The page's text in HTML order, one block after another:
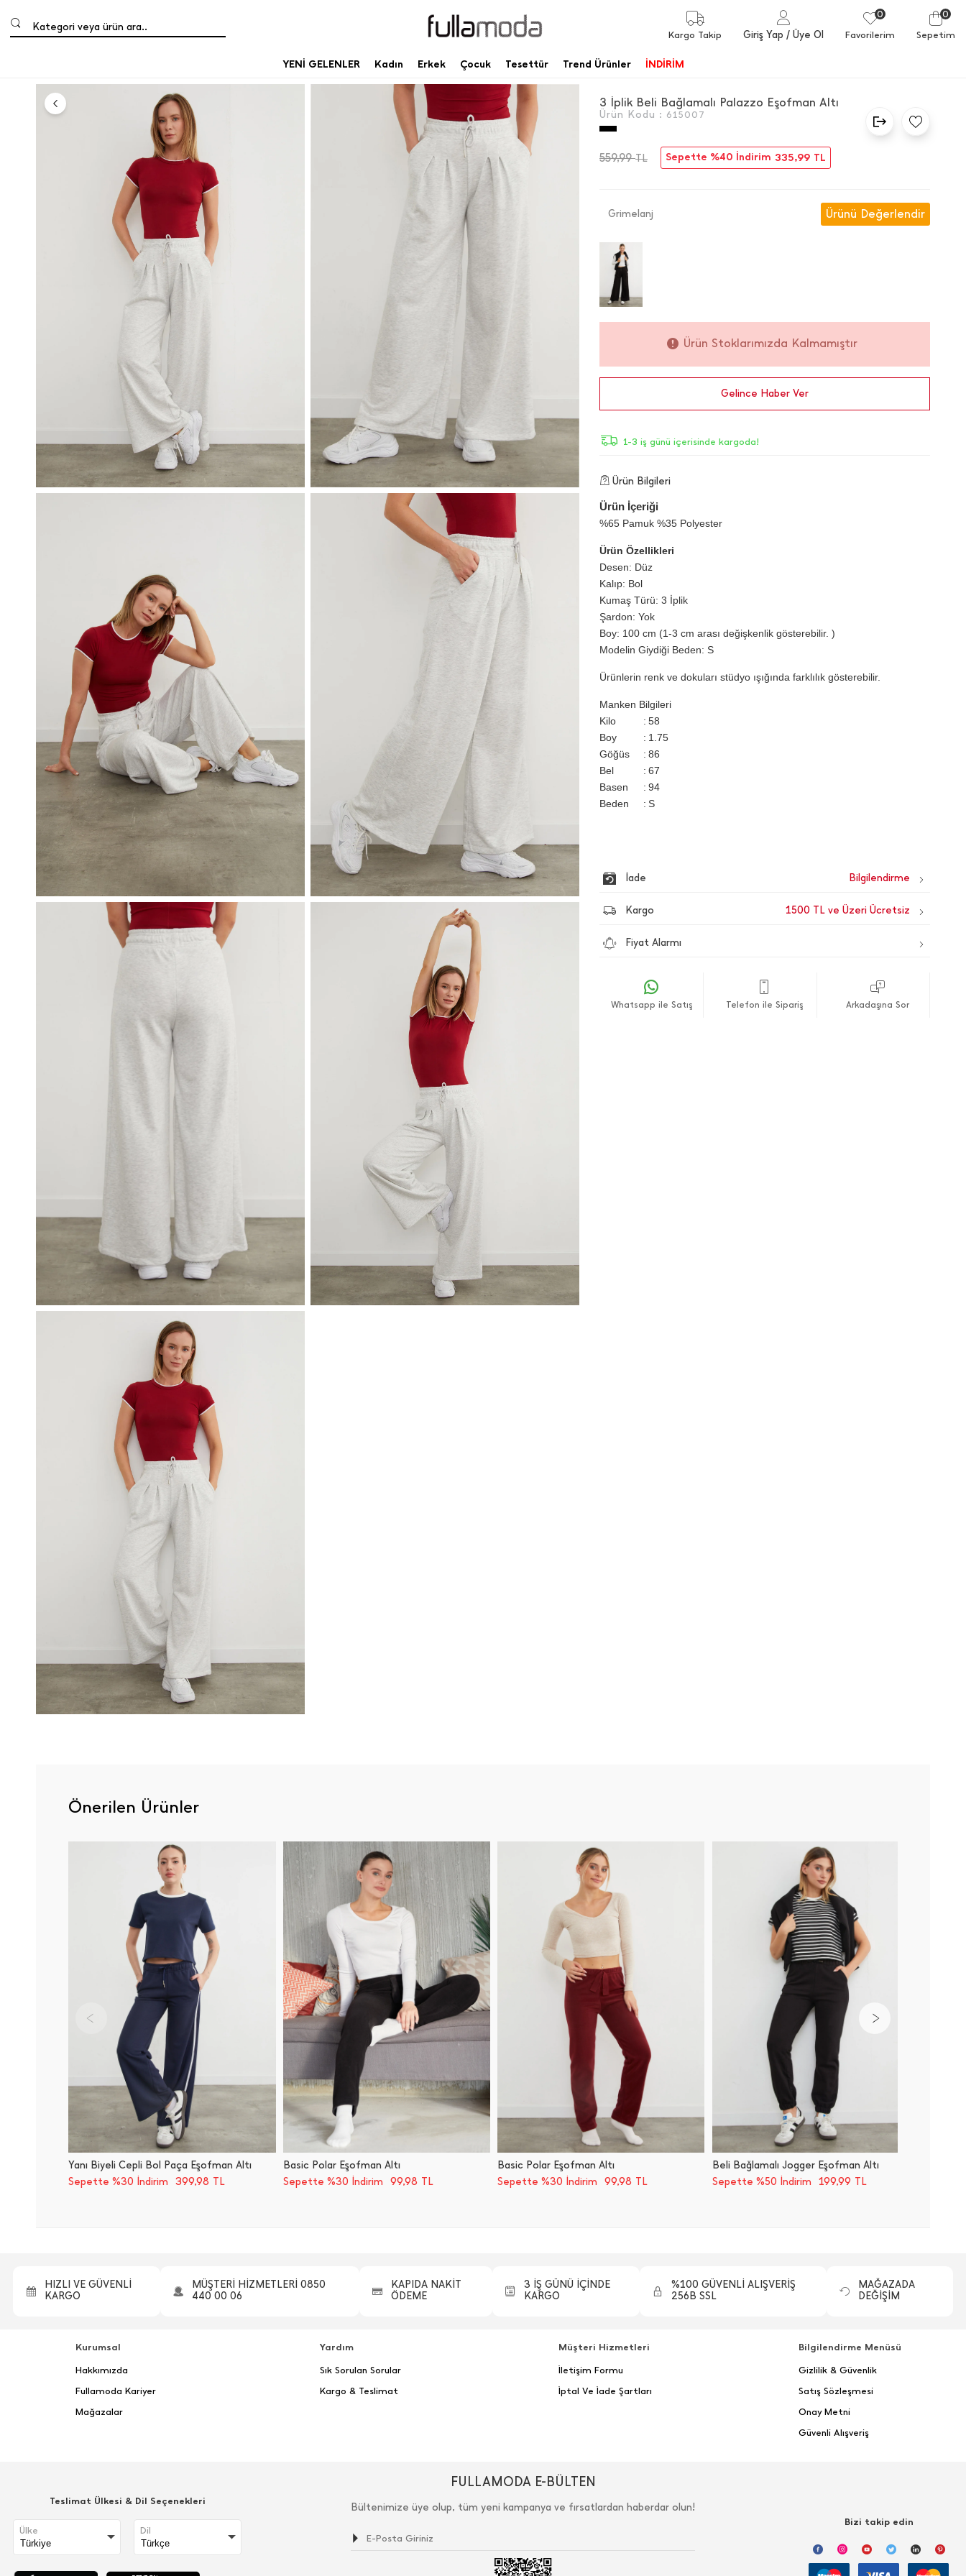
Kategori veya ürün ara..
Kargo Takip Giriş Yap / Üye Ol
0
Favorilerim
0
Sepetim
YENİ GELENLER Kadın Erkek Çocuk Tesettür Trend Ürünler İNDİRİM
3 İ̇plik Beli Bağlamalı Palazzo Eşofman Altı
Ürün Kodu : 615007
559,99TL Sepette %40 İndirim 335,99 TL
Grimelanj Ürünü Değerlendir
Ürün Stoklarımızda Kalmamıştır
Gelince Haber Ver
1-3 iş günü içerisinde kargoda!
Ürün Bilgileri
Ürün İçeriği
%65 Pamuk %35 Polyester
Ürün Özellikleri
Desen: Düz
Kalıp: Bol
Kumaş Türü: 3 İplik
Şardon: Yok
Boy: 100 cm (1-3 cm arası değişkenlik gösterebilir. )
Modelin Giydiği Beden: S
Ürünlerin renk ve dokuları stüdyo ışığında farklılık gösterebilir.
Manken Bilgileri
Kilo
58
Boy
1.75
Göğüs
86
Bel
67
Basen
94
Beden
S
İade
Kargo 1500 TL ve Üzeri Ücretsiz
Fiyat Alarmı
Whatsapp ile Satış Telefon ile Sipariş Arkadaşına Sor
Önerilen Ürünler
Yanı Biyeli Cepli Bol Paça Eşofman Altı
Sepette %30 İndirim
399,98 TL
Basic Polar Eşofman Altı
Sepette %30 İndirim
99,98 TL
Basic Polar Eşofman Altı
Sepette %30 İndirim
99,98 TL
Beli Bağlamalı Jogger Eşofman Altı
Sepette %50 İndirim
199,99 TL
HIZLI VE GÜVENLİ
KARGO
MÜŞTERİ HİZMETLERİ 0850
440 00 06
KAPIDA NAKİT
ÖDEME
3 İŞ GÜNÜ İÇİNDE
KARGO
%100 GÜVENLİ ALIŞVERİŞ
256B SSL
MAĞAZADA
DEĞİŞİM
Kurumsal
Hakkımızda
Fullamoda Kariyer
Mağazalar
Yardım
Sık Sorulan Sorular
Kargo & Teslimat
Müşteri Hizmetleri
İletişim Formu
İptal Ve İade Şartları
Bilgilendirme Menüsü
Gizlilik & Güvenlik
Satış Sözleşmesi
Onay Metni
Güvenli Alışveriş
Teslimat Ülkesi & Dil Seçenekleri
Ülke Dil
FULLAMODA E-BÜLTEN
Bültenimize üye olup, tüm yeni kampanya ve fırsatlardan haberdar olun!
Bizi takip edin